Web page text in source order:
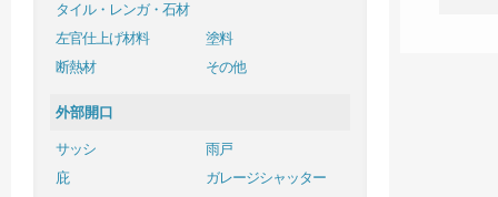
タイル・レンガ・石材
左官仕上げ材料
塗料
断熱材
その他
外部開口
サッシ
雨戸
庇
ガレージシャッター